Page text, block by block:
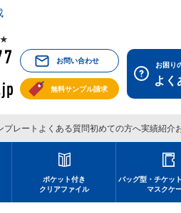
★
お問い合わせ
無料サンプル請求
お困り
よく
プレート よくある質問初めての方へ実績紹介
ポケット付き
クリアファイル
バッグ型・チケッ
マスクケ